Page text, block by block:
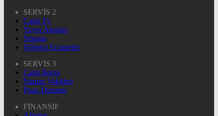
SERVİS 2
Canlı Tv
Yayın Akışları
Sinema
Nöbetçi Eczaneler
SERVİS 3
Canlı Borsa
Namaz Vakitleri
Puan Durumu
FİNANSİF